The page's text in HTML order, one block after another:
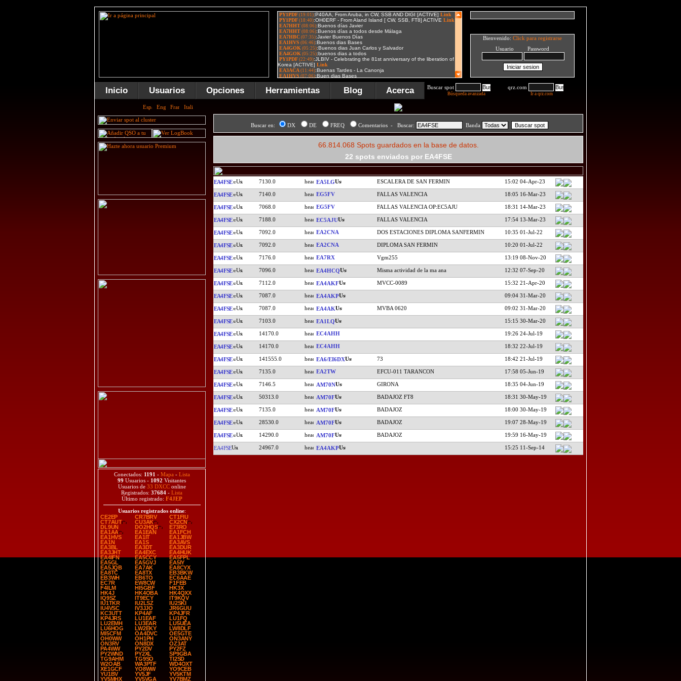
Bienvenido: Click para registrarse
Usuario Password
Inicio Usuarios Opciones Herramientas Blog Acerca Buscar spot
Búsqueda avanzada
qrz.com
Ir a qrz.com
Conectados: 1191 - Mapa - Lista
99 Usuarios - 1092 Visitantes
Usuarios de 33 DXCConline
Registrados: 37684 - Lista
Último registrado: F4JEP
Usuarios registrados online:
CE2EP
CR7BRV
CT1FIU
CT7AUT
CU3AK
CX2CN
DL9UN
DO2HQS
E73RO
EA1AA
EA1EAN
EA1FCH
EA1HVS
EA1IT
EA1JBW
EA1N
EA1S
EA3AVS
EA3BL
EA3DT
EA3DUR
EA3JHT
EA4EXC
EA4HUK
EA4IFN
EA5CCY
EA5FPL
EA5GL
EA5GVJ
EA5IY
EA5JQB
EA7AK
EA8CYX
EA8TC
EA8TX
EB3BKW
EB3WH
EB6TO
EC6AAE
EC7R
EW8CW
F1FEB
F4ILM
HI5GBF
HK3X
HK4J
HK4OBA
HK4QXX
IQ9SZ
IT9ECY
IT9KQV
IU1TKR
IU2LSZ
IU2SKI
IU4VSC
IV3JJO
JR6GUU
KC3UTT
KP4AF
KP4JFR
KP4JRS
LU1EAF
LU1FQ
LU2EMH
LU3EAR
LU5UEA
LU6HOG
LW2EKY
LW8DLF
MI5CFM
OA4DVC
OE5GTE
OH0WW
OH1PH
ON3ANY
ON3RV
ON8DX
OZ3AT
PA4WW
PY2DV
PY2FZ
PY2WND
PY2XL
SP9GBA
TG9AHM
TG9SO
TI2SD
W2OAB
WA3PTF
WD4OXT
XE1GCF
YO8WW
YO9CEB
YU1BV
YV5JF
YV5KTM
YV5MHX
YV5VGA YV7BMZ
Buscar en: DX DE FREQ Comentarios - Buscar: Banda
66.814.068 Spots guardados en la base de datos.
22 spots enviados por EA4FSE
EA4FSE 7130.0 EA5LG ESCALERA DE SAN FERMIN 15:02 04-Apr-23
EA4FSE 7140.0 EG5FV FALLAS VALENCIA 18:05 16-Mar-23
EA4FSE 7068.0 EG5FV FALLAS VALENCIA OP:EC5AJU 18:31 14-Mar-23
EA4FSE 7188.0 EC5AJU FALLAS VALENCIA 17:54 13-Mar-23
EA4FSE 7092.0 EA2CNA DOS ESTACIONES DIPLOMA SANFERMIN 10:35 01-Jul-22
EA4FSE 7092.0 EA2CNA DIPLOMA SAN FERMIN 10:20 01-Jul-22
EA4FSE 7176.0 EA7RX Vgm255 13:19 08-Nov-20
EA4FSE 7096.0 EA4HCQ Misma actividad de la ma ana 12:32 07-Sep-20
EA4FSE 7112.0 EA4AKF MVCC-0089 15:32 21-Apr-20
EA4FSE 7087.0 EA4AKP 09:04 31-Mar-20
EA4FSE 7087.0 EA4AK MVBA 0620 09:02 31-Mar-20
EA4FSE 7103.0 EA1LQ 15:15 30-Mar-20
EA4FSE 14170.0 EC4AHH 19:26 24-Jul-19
EA4FSE 14170.0 EC4AHH 18:32 22-Jul-19
EA4FSE 141555.0 EA6/EI6DX 73 18:42 21-Jul-19
EA4FSE 7135.0 EA2TW EFCU-011 TARANCON 17:58 05-Jun-19
EA4FSE 7146.5 AM70N GIRONA 18:35 04-Jun-19
EA4FSE 50313.0 AM70F BADAJOZ FT8 18:31 30-May-19
EA4FSE 7135.0 AM70F BADAJOZ 18:00 30-May-19
EA4FSE 28530.0 AM70F BADAJOZ 19:07 28-May-19
EA4FSE 14290.0 AM70F BADAJOZ 19:59 16-May-19
EA4FSE 24967.0 EA4AKP 15:25 11-Sep-14